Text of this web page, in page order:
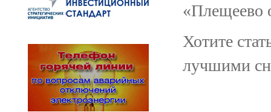
«Плещеево
Хотите
лучшими